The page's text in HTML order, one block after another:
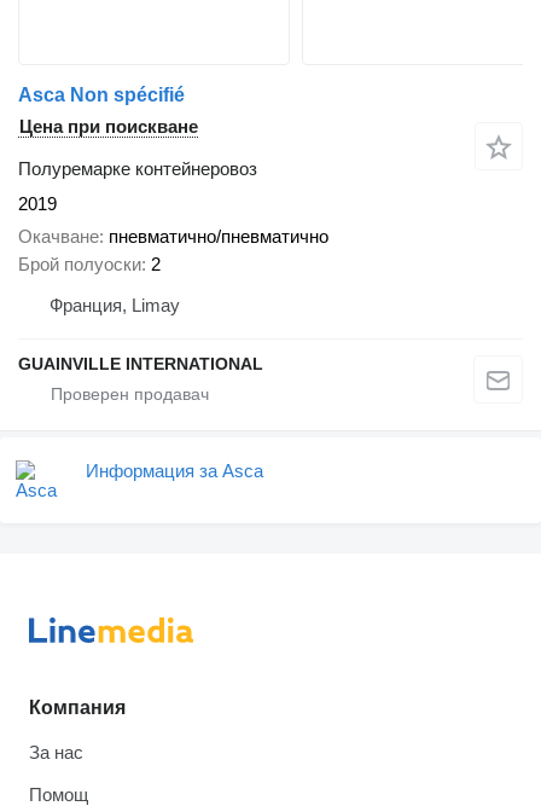
Asca Non spécifié
Цена при поискване
Полуремарке контейнеровоз
2019
Окачване пневматично/пневматично
Брой полуоски 2
Франция, Limay
GUAINVILLE INTERNATIONAL
Информация за Asca
Компания
За нас
Помощ